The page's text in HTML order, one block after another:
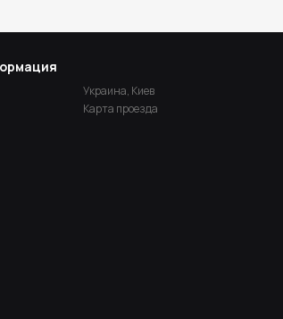
Украина, Киев
Карта проезда